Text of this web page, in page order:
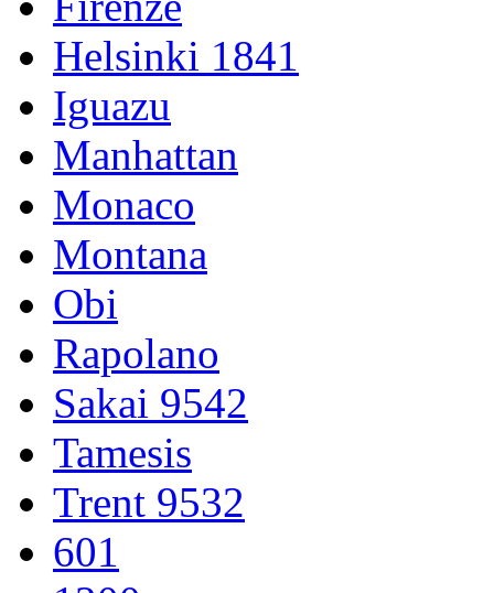
Helsinki 1841
Iguazu
Manhattan
Monaco
Montana
Obi
Rapolano
Sakai 9542
Tamesis
Trent 9532
601